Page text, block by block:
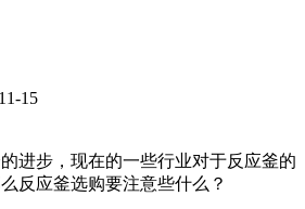
15
进步，现在的一些行业对于反应釜的
反应釜选购要注意些什么？